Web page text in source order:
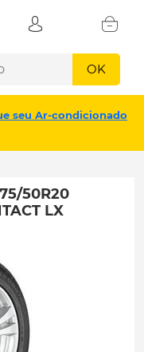
OK
seu Ar-condicionado
50R20
LX